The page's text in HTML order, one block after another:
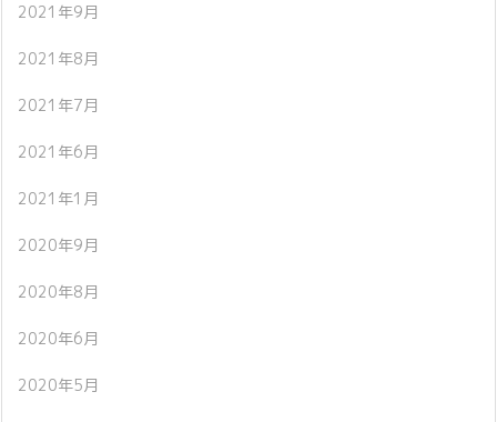
2021年9月
2021年8月
2021年7月
2021年6月
2021年1月
2020年9月
2020年8月
2020年6月
2020年5月